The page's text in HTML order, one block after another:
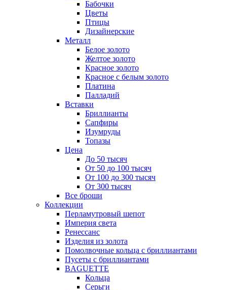
Бабочки
Цветы
Птицы
Дизайнерские
Металл
Белое золото
Желтое золото
Красное золото
Красное с белым золото
Платина
Палладий
Вставки
Бриллианты
Сапфиры
Изумруды
Топазы
Цена
До 50 тысяч
От 50 до 100 тысяч
От 100 до 300 тысяч
От 300 тысяч
Все броши
Коллекции
Перламутровый шепот
Империя света
Ренессанс
Изделия из золота
Помолвочные кольца с бриллиантами
Пусеты с бриллиантами
BAGUETTE
Кольца
Серьги